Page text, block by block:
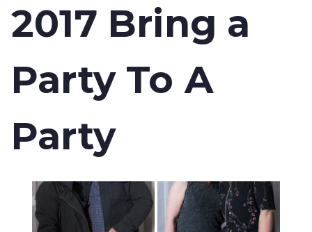
2017 Bring a
Party To A
Party